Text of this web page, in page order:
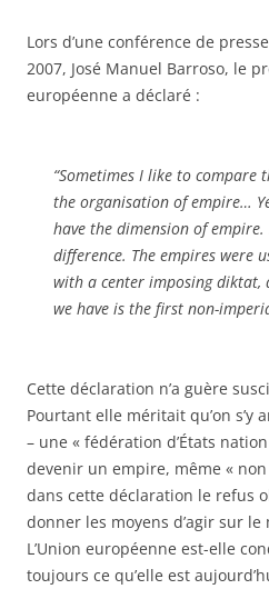
Lors d’une conférence de
2007, José Manuel Barroso, le
européenne a déclaré :
“Sometimes I like to compare
the organisation of empire…
have the dimension of
difference. The empires were
with a center imposing diktat,
we have is the first non-
Cette déclaration n’a guère
Pourtant elle méritait qu’on s’y
– une « fédération d’États
devenir un empire, même «
dans cette déclaration le refus
donner les moyens d’agir sur
L’Union européenne est-elle
toujours ce qu’elle est